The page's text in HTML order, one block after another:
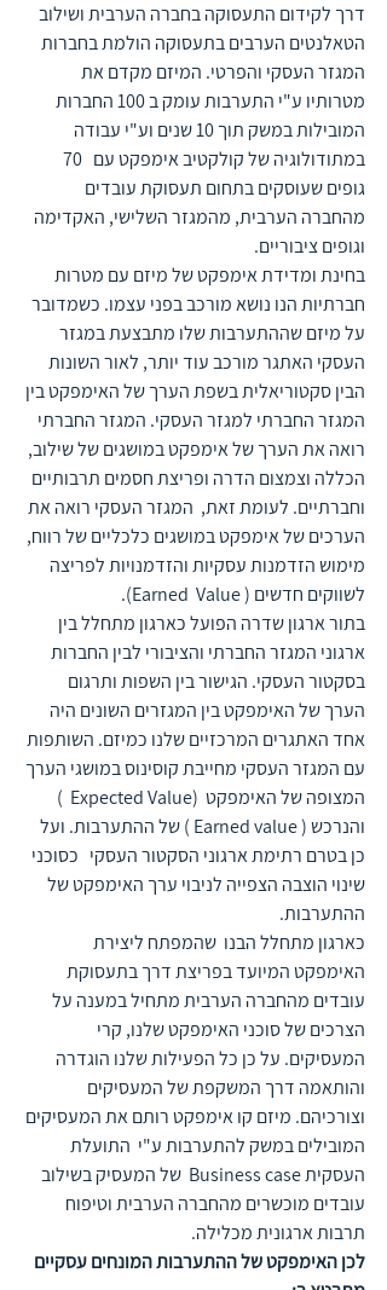
דרך לקידום התעסוקה בחברה הערבית ושילוב
הטאלנטים הערבים בתעסוקה הולמת בחברות
המגזר העסקי והפרטי. המיזם מקדם את
מטרותיו ע"י התערבות עומק ב 100 החברות
המובילות במשק תוך 10 שנים וע"י עבודה
גופים שעוסקים בתחום תעסוקת עובדים
מהחברה הערבית, מהמגזר השלישי, האקדימה
וגופים ציבוריים.
בחינת ומדידת אימפקט של מיזם עם מטרות
חברתיות הנו נושא מורכב בפני עצמו. כשמדובר
על מיזם שההתערבות שלו מתבצעת במגזר
העסקי האתגר מורכב עוד יותר, לאור השונות
הבין סקטוריאלית בשפת הערך של האימפקט בין
המגזר החברתי למגזר העסקי. המגזר החברתי
רואה את הערך של אימפקט במושגים של שילוב,
הכללה וצמצום הדרה ופריצת חסמים תרבותיים
וחברתיים. לעומת זאת,  המגזר העסקי רואה את
הערכים של אימפקט במושגים כלכליים של רווח,
מימוש הזדמנות עסקיות והזדמנויות לפריצה
לשווקים חדשים ( Earned  Value).
בתור ארגון שדרה הפועל כארגון מתחלל בין
ארגוני המגזר החברתי והציבורי לבין החברות
בסקטור העסקי. הגישור בין השפות ותרגום
הערך של האימפקט בין המגזרים השונים היה
אחד האתגרים המרכזיים שלנו כמיזם. השותפות
עם המגזר העסקי מחייבת קוסינוס במושגי הערך
המצופה של האימפקט  (Expected Value  )
והנרכש ( Earned value ) של ההתערבות. ועל
כן בטרם רתימת ארגוני הסקטור העסקי   כסוכני
שינוי הוצבה הצפייה לניבוי ערך האימפקט של
ההתערבות.
כארגון מתחלל הבנו  שהמפתח ליצירת
האימפקט המיועד בפריצת דרך בתעסוקת
עובדים מהחברה הערבית מתחיל במענה על
הצרכים של סוכני האימפקט שלנו, קרי
המעסיקים. על כן כל הפעילות שלנו הוגדרה
והותאמה דרך המשקפת של המעסיקים
וצורכיהם. מיזם קו אימפקט רותם את המעסיקים
המובילים במשק להתערבות ע"י  התועלת
העסקית Business case  של המעסיק בשילוב
עובדים מוכשרים מהחברה הערבית וטיפוח
תרבות ארגונית מכלילה.
לכן האימפקט של ההתערבות המונחים עסקיים